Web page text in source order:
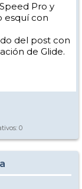
Pro y
esquí con
del post con
de Glide.
0